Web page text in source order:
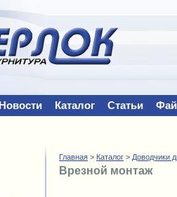
Новости Каталог Статьи
Главная > Каталог > Доводчики
Врезной монтаж